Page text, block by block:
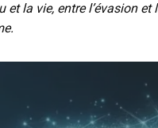
la vie, entre l’évasion et